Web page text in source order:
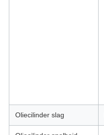
Oliecilinder slag